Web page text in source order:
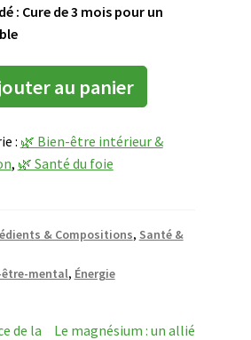
: Cure de 3 mois pour un
au panier
: 🌿 Bien-être intérieur &
, 🌿 Santé du foie
& Compositions, Santé &
être-mental, Énergie
de la Article
Le magnésium : un allié